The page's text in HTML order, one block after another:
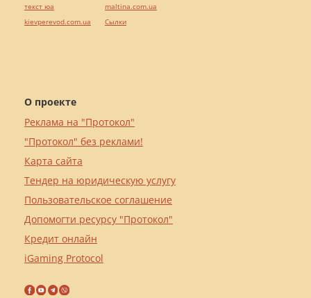
О проекте
Реклама на "Протокол"
"Протокол" без реклами!
Карта сайта
Тендер на юридическую услугу
Пользовательское соглашение
Допомогти ресурсу "Протокол"
Кредит онлайн
iGaming Protocol
текст юа
kievperevod.com.ua
maltina.com.ua
Cылки